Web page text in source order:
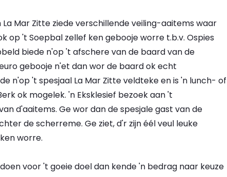
La Mar Zitte ziede verschillende veiling-aaitems waar
op 't Soepbal zellef ken gebooje worre t.b.v. Ospies
biede n'op 't afschere van de baard van de
gebooje n'et dan wor de baard ok echt
n'op 't spesjaal La Mar Zitte veldteke en is 'n lunch- of
ok mogelek. 'n Eksklesief bezoek aan 't
d'aaitems. Ge wor dan de spesjale gast van de
de scherreme. Ge ziet, d'r zijn éél veul leuke
worre.
voor 't goeie doel dan kende 'n bedrag naar keuze